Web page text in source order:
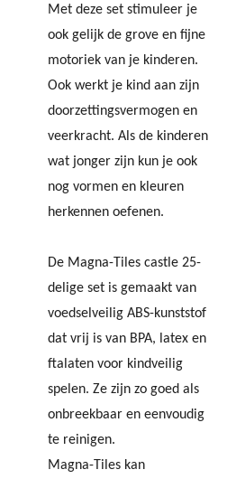
Met deze set stimuleer je
ook gelijk de grove en fijne
motoriek van je kinderen.
Ook werkt je kind aan zijn
doorzettingsvermogen en
veerkracht. Als de kinderen
wat jonger zijn kun je ook
nog vormen en kleuren
herkennen oefenen.
De Magna-Tiles castle 25-
delige set is gemaakt van
voedselveilig ABS-kunststof
dat vrij is van BPA, latex en
ftalaten voor kindveilig
spelen. Ze zijn zo goed als
onbreekbaar en eenvoudig
te reinigen.
Magna-Tiles kan